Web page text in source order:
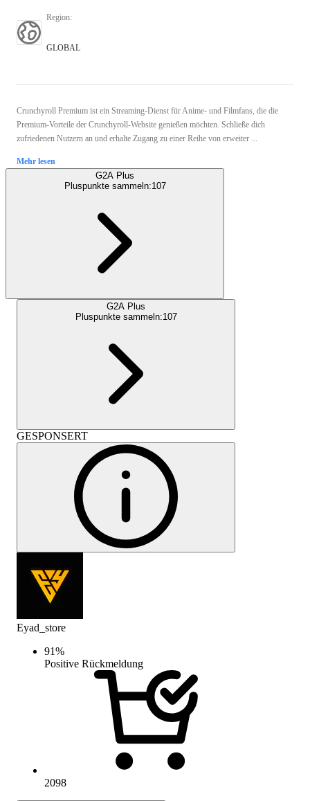
Region:
GLOBAL
Crunchyroll Premium ist ein Streaming-Dienst für Anime- und Filmfans, die die
Premium-Vorteile der Crunchyroll-Website genießen möchten. Schließe dich
zufriedenen Nutzern an und erhalte Zugang zu einer Reihe von erweiter ...
Mehr lesen
G2A Plus
Pluspunkte sammeln:107
G2A Plus
Pluspunkte sammeln:107
GESPONSERT
Eyad_store
91%
Positive Rückmeldung
2098